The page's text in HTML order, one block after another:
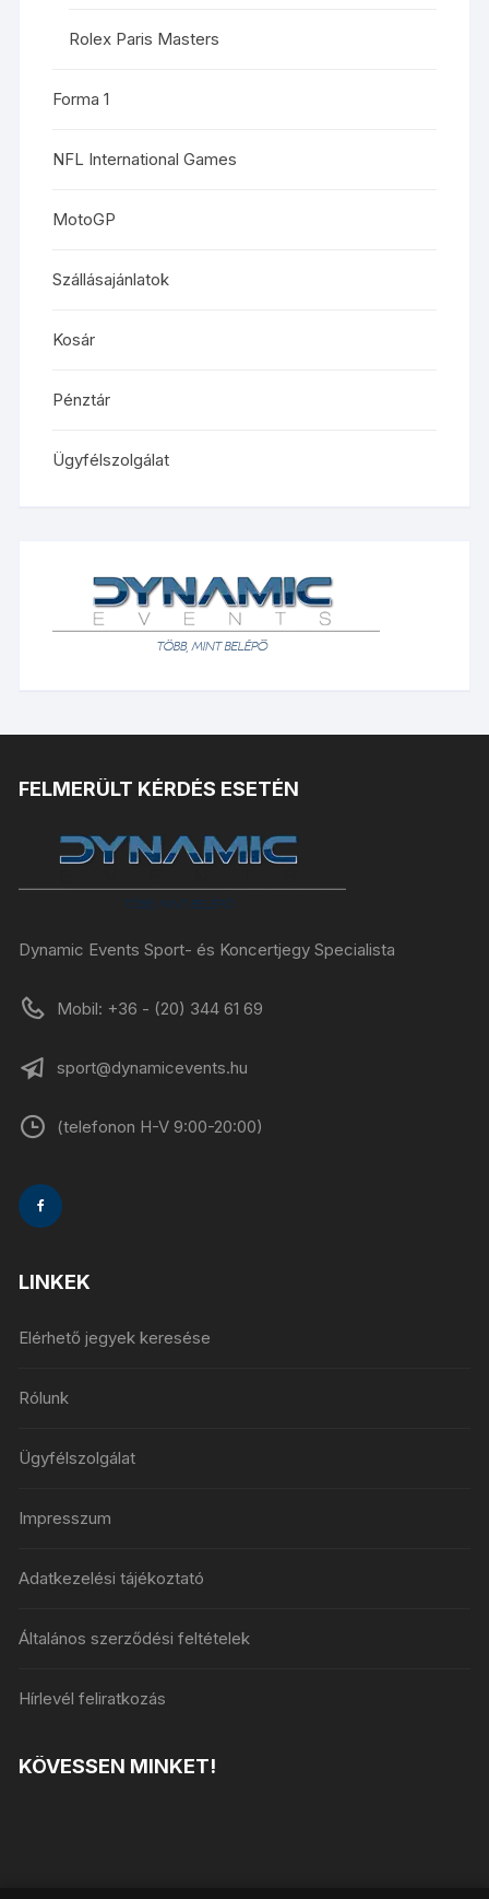
Rolex Paris Masters
Forma 1
NFL International Games
MotoGP
Szállásajánlatok
Kosár
Pénztár
Ügyfélszolgálat
FELMERÜLT KÉRDÉS ESETÉN
Dynamic Events Sport- és Koncertjegy Specialista
Mobil: +36 - (20) 344 61 69
sport@dynamicevents.hu
(telefonon H-V 9:00-20:00)
LINKEK
Elérhető jegyek keresése
Rólunk
Ügyfélszolgálat
Impresszum
Adatkezelési tájékoztató
Általános szerződési feltételek
Hírlevél feliratkozás
KÖVESSEN MINKET!